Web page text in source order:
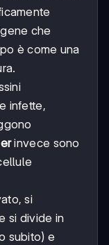
che
è come una
infette,
invece sono
si
si divide in
subito) e